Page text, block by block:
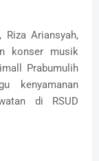
Riza Ariansyah,
konser musik
Prabumulih
kenyamanan
di RSUD